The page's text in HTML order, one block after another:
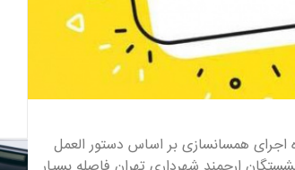
اجرای همسانسازی بر اساس دستور العمل